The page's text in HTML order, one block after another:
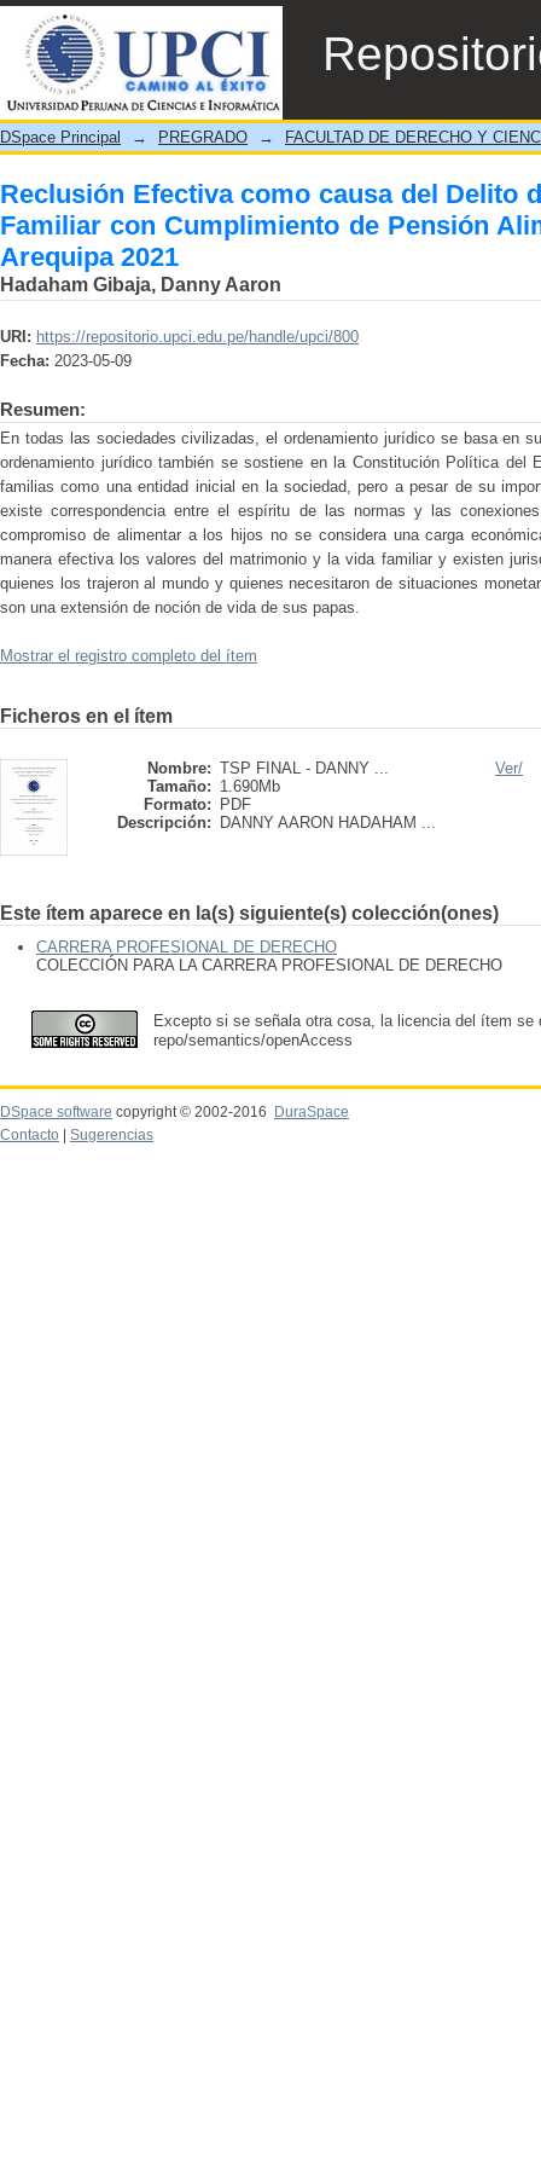
Reclusión Efectiva como causa del
de Pensión Alimentaria en la Ciudad de
DSpace Principal → PREGRADO → FACULTAD DE DERECHO Y
Reclusión Efectiva como causa del Delito
Familiar con Cumplimiento de Pensión
Arequipa 2021
Hadaham Gibaja, Danny Aaron
URI: https://repositorio.upci.edu.pe/handle/upci/800
Fecha: 2023-05-09
Resumen:
En todas las sociedades civilizadas, el ordenamiento jurídico se basa en
ordenamiento jurídico también se sostiene en la Constitución Política del
familias como una entidad inicial en la sociedad, pero a pesar de su
existe correspondencia entre el espíritu de las normas y las
compromiso de alimentar a los hijos no se considera una carga
manera efectiva los valores del matrimonio y la vida familiar y existen
quienes los trajeron al mundo y quienes necesitaron de situaciones
son una extensión de noción de vida de sus papas.
Mostrar el registro completo del ítem
Ficheros en el ítem
Nombre: TSP FINAL - DANNY ...
Tamaño: 1.690Mb
Formato:
PDF
Descripción:
DANNY AARON HADAHAM ...
Ver/
Este ítem aparece en la(s) siguiente(s) colección(ones)
CARRERA PROFESIONAL DE DERECHO
COLECCIÓN PARA LA CARRERA PROFESIONAL DE DERECHO
Excepto si se señala otra cosa, la licencia del ítem se
repo/semantics/openAccess
DSpace software copyright © 2002-2016
DuraSpace
Contacto
Sugerencias